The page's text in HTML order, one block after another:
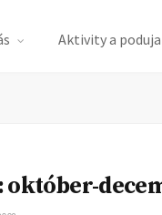
Aktivity a
október-